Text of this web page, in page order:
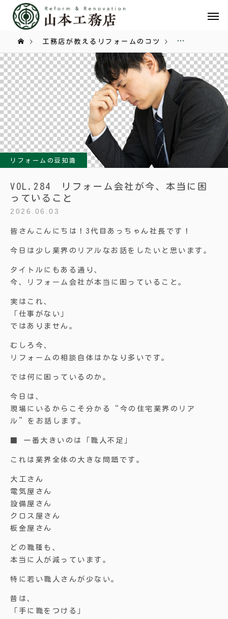
工務店が教えるリフォームのコツ リフォームの
リフォームの豆知識
VOL.284 リフォーム会社が今、本当に困
っていること
2026.06.03
皆さんこんにちは！3代目あっちゃん社長です！
今日は少し業界のリアルなお話をしたいと思います。
タイトルにもある通り、
今、リフォーム会社が本当に困っていること。
実はこれ、
「仕事がない」
ではありません。
むしろ今、
リフォームの相談自体はかなり多いです。
では何に困っているのか。
今日は、
現場にいるからこそ分かる“今の住宅業界のリア
ル”をお話します。
■ 一番大きいのは「職人不足」
これは業界全体の大きな問題です。
大工さん
電気屋さん
設備屋さん
クロス屋さん
板金屋さん
どの職種も、
本当に人が減っています。
特に若い職人さんが少ない。
昔は、
「手に職をつける」